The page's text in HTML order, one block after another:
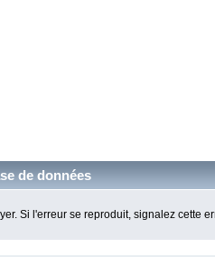
de données
Si l'erreur se reproduit, signalez cette